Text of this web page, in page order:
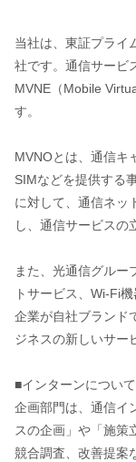
当社は、東証プライ
社です。通信サービ
MVNE（Mobile
す。
MVNOとは、通信キ
SIMなどを提供する
に対して、通信ネッ
し、通信サービスの
また、光通信グルー
トサービス、Wi-Fi
企業が自社ブランド
ジネスの新しいサー
■インターンについて
企画部門は、通信イ
スの企画」や「施策
競合調査、改善提案